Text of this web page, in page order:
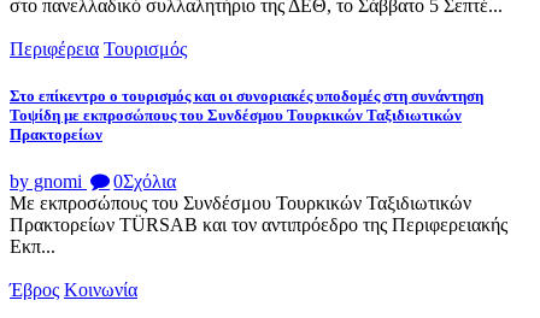
στο πανελλαδικό συλλαλητήριο της ΔΕΘ, το Σάββατο 5 Σεπτέ...
Περιφέρεια Τουρισμός
Στο επίκεντρο ο τουρισμός και οι συνοριακές υποδομές στη συνάντηση
Τοψίδη με εκπροσώπους του Συνδέσμου Τουρκικών Ταξιδιωτικών
Πρακτορείων
by gnomi 0Σχόλια
Με εκπροσώπους του Συνδέσμου Τουρκικών Ταξιδιωτικών
Πρακτορείων TÜRSAB και τον αντιπρόεδρο της Περιφερειακής
Εκπ...
Έβρος Κοινωνία